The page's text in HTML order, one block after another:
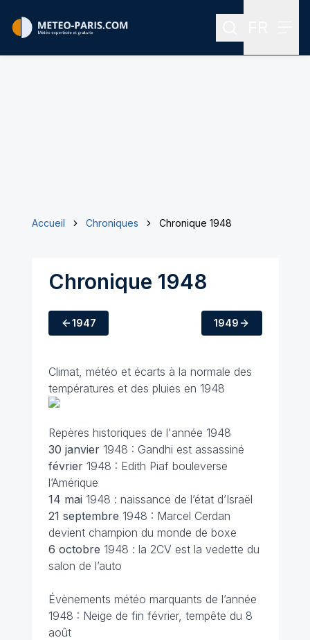
Rechercher
Accueil Chroniques Chronique 1948
Chronique 1948
1947 1949
Climat, météo et écarts à la normale des
températures et des pluies en 1948
Repères historiques de l'année 1948
30 janvier1948 : Gandhi est assassiné
février1948 : Edith Piaf bouleverse
l’Amérique
14 mai 1948 : naissance de l’état d’Israël
21 septembre 1948 : Marcel Cerdan
devient champion du monde de boxe
6 octobre 1948 : la 2CV est la vedette du
salon de l’auto
Évènements météo marquants de l’année
1948 : Neige de fin février, tempête du 8
août